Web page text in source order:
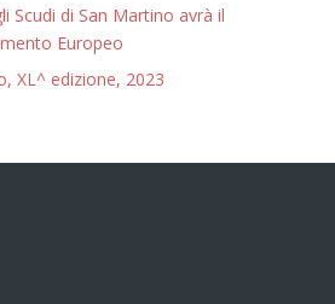
Scudi di San Martino avrà il
Europeo
XL^ edizione, 2023